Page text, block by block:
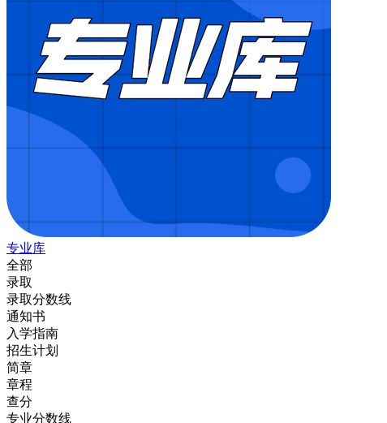
专业库
全部
录取
录取分数线
通知书
入学指南
招生计划
简章
章程
查分
专业分数线